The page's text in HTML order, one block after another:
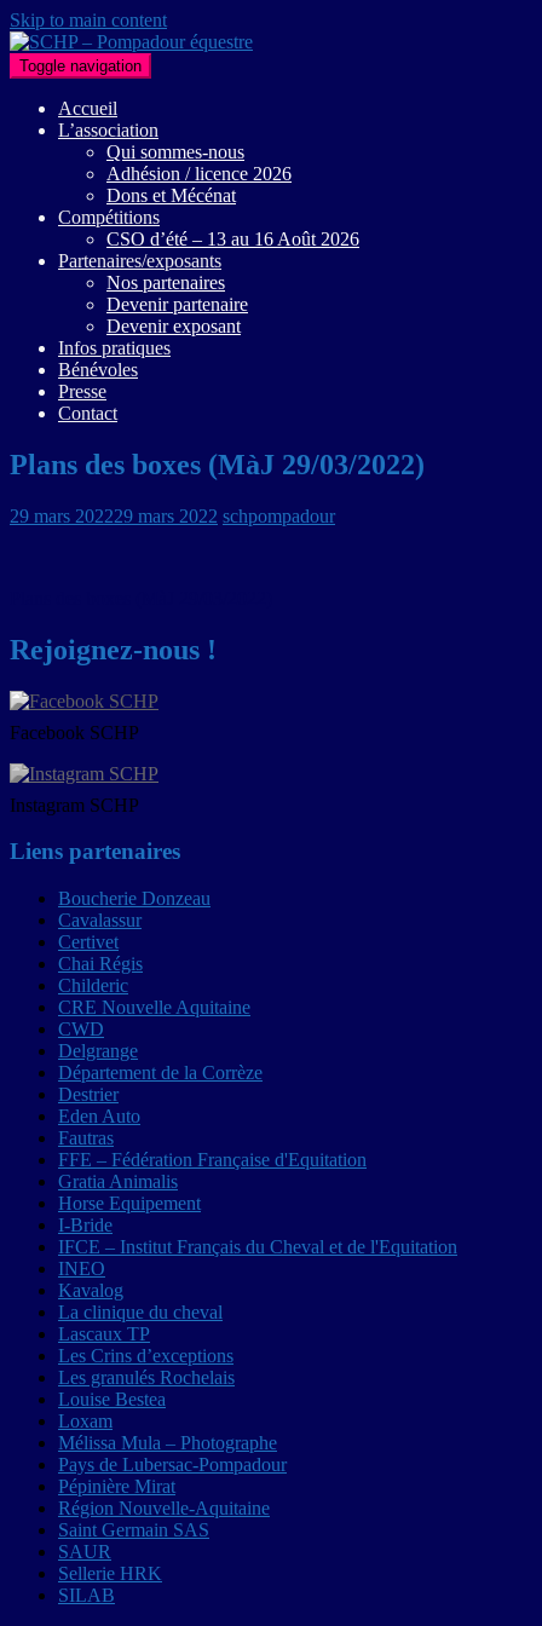
Skip to main content
Toggle navigation
Accueil
L’association
Qui sommes-nous
Adhésion / licence 2026
Dons et Mécénat
Compétitions
CSO d’été – 13 au 16 Août 2026
Partenaires/exposants
Nos partenaires
Devenir partenaire
Devenir exposant
Infos pratiques
Bénévoles
Presse
Contact
Plans des boxes (MàJ 29/03/2022)
29 mars 202229 mars 2022 schpompadour
de
l’article
Rejoignez-nous !
Facebook SCHP
Instagram SCHP
Liens partenaires
Boucherie Donzeau
Cavalassur
Certivet
Chai Régis
Childeric
CRE Nouvelle Aquitaine
CWD
Delgrange
Département de la Corrèze
Destrier
Eden Auto
Fautras
FFE – Fédération Française d'Equitation
Gratia Animalis
Horse Equipement
I-Bride
IFCE – Institut Français du Cheval et de l'Equitation
INEO
Kavalog
La clinique du cheval
Lascaux TP
Les Crins d’exceptions
Les granulés Rochelais
Louise Bestea
Loxam
Mélissa Mula – Photographe
Pays de Lubersac-Pompadour
Pépinière Mirat
Région Nouvelle-Aquitaine
Saint Germain SAS
SAUR
Sellerie HRK
SILAB